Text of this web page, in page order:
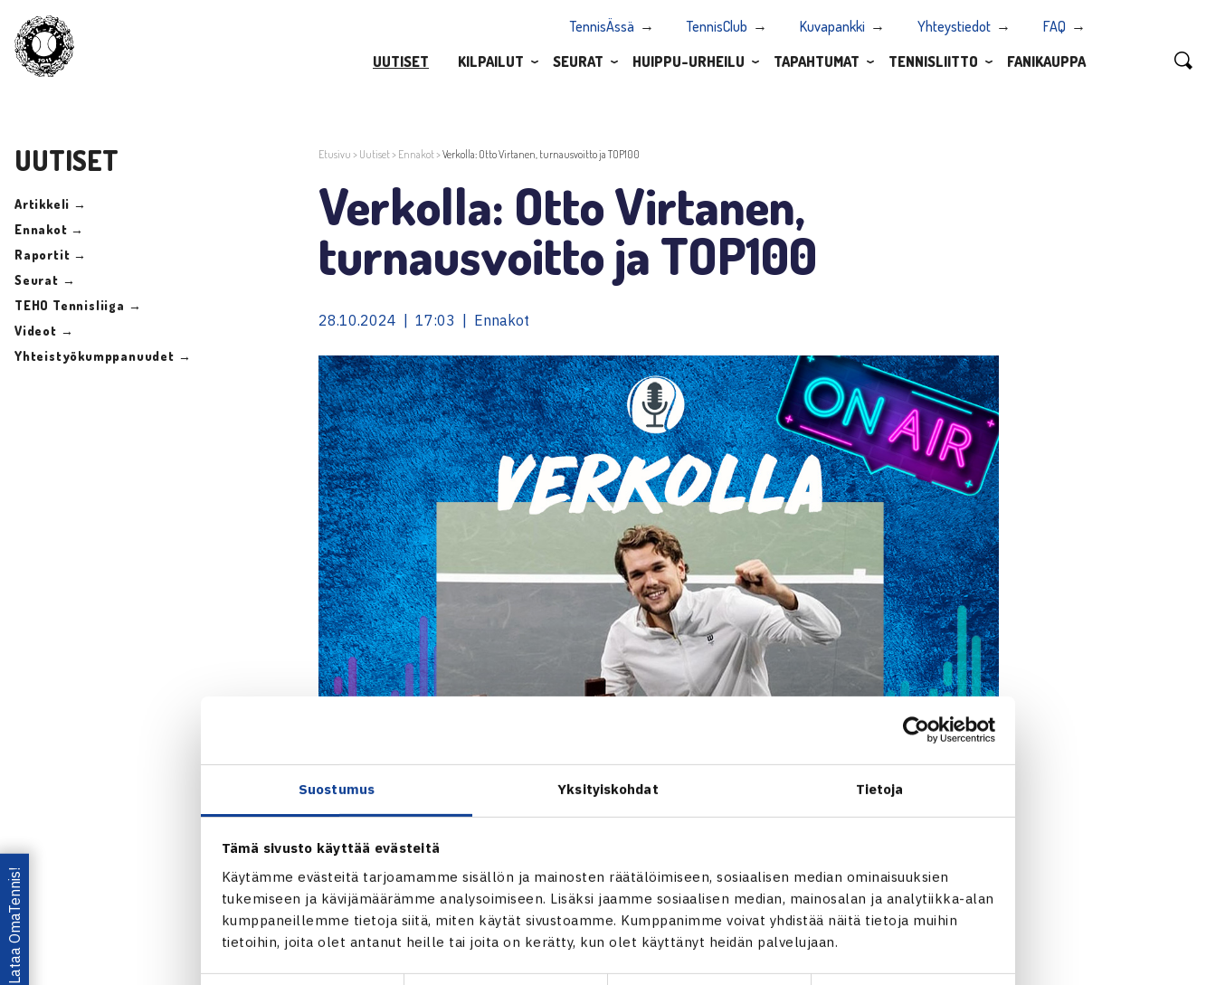
Suostumus Yksityiskohdat Tietoja
Tämä sivusto käyttää evästeitä
Käytämme evästeitä tarjoamamme sisällön ja mainosten räätälöimiseen, sosiaalisen median ominaisuuksien
tukemiseen ja kävijämäärämme analysoimiseen. Lisäksi jaamme sosiaalisen median, mainosalan ja analytiikka-alan
kumppaneillemme tietoja siitä, miten käytät sivustoamme. Kumppanimme voivat yhdistää näitä tietoja muihin
tietoihin, joita olet antanut heille tai joita on kerätty, kun olet käyttänyt heidän palvelujaan.
TennisÄssä TennisClub Kuvapankki Yhteystiedot
FAQ
UUTISET
KILPAILUT SEURAT HUIPPU-URHEILU TAPAHTUMAT TENNISLIITTO FANIKAUPPA
UUTISET
Artikkeli →
Ennakot →
Raportit →
Seurat →
TEHO Tennisliiga →
Videot →
Yhteistyökumppanuudet →
Etusivu > Uutiset> Ennakot>Verkolla: Otto Virtanen, turnausvoitto ja TOP100
Verkolla: Otto Virtanen,
turnausvoitto ja TOP100
28.10.2024 | 17:03 | Ennakot
Lataa OmaTennis!